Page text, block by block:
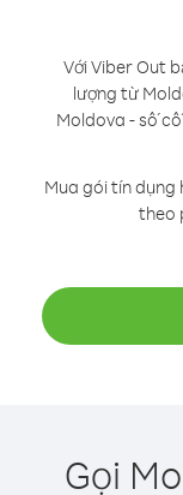
Với Viber Out
lượng từ
Moldova - số
Mua gói tín dụng
theo
Gọi